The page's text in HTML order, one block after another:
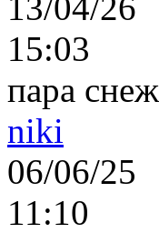
15:03
пара
niki
06/06/25
11:10